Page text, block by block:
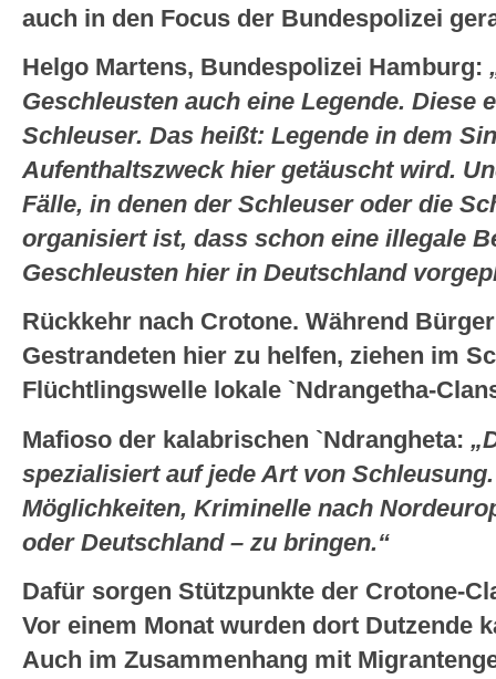
auch in den Focus der Bundespolizei
Helgo Martens, Bundespolizei Hamburg:
Geschleusten auch eine Legende. Diese
Schleuser. Das heißt: Legende in dem
Aufenthaltszweck hier getäuscht wird.
Fälle, in denen der Schleuser oder die
organisiert ist, dass schon eine illegale
Geschleusten hier in Deutschland
Rückkehr nach Crotone. Während
Gestrandeten hier zu helfen, ziehen im
Flüchtlingswelle lokale `Ndrangetha-
Mafioso der kalabrischen `Ndrangheta:
spezialisiert auf jede Art von
Möglichkeiten, Kriminelle nach
oder Deutschland – zu bringen.“
Dafür sorgen Stützpunkte der Crotone-
Vor einem Monat wurden dort Dutzende
Auch im Zusammenhang mit